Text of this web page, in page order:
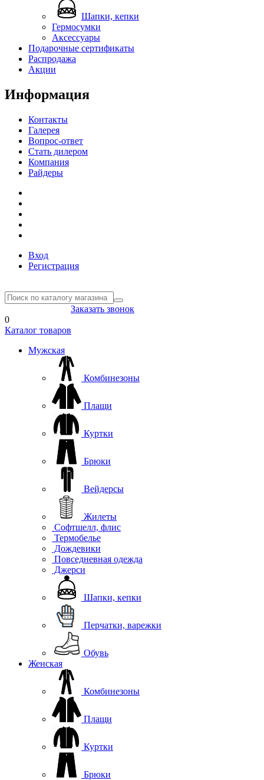
Шапки, кепки
Гермосумки
Аксессуары
Подарочные сертификаты
Распродажа
Акции
Информация
Контакты
Галерея
Вопрос-ответ
Стать дилером
Компания
Райдеры
Вход
Регистрация
Заказать звонок
0
Каталог товаров
Мужская
Комбинезоны
Плащи
Куртки
Брюки
Вейдерсы
Жилеты
Софтшелл, флис
Термобелье
Дождевики
Повседневная одежда
Джерси
Шапки, кепки
Перчатки, варежки
Обувь
Женская
Комбинезоны
Плащи
Куртки
Брюки